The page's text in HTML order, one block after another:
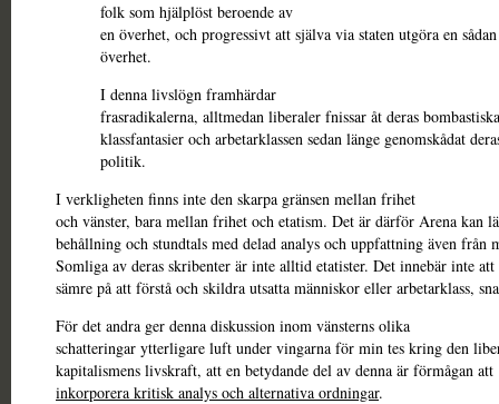
folk som hjälplöst beroende av
en överhet, och progressivt att själva via staten utgöra en sådan
överhet.
I denna livslögn framhärdar
frasradikalerna, alltmedan liberaler fnissar åt deras bombastiska
klassfantasier och arbetarklassen sedan länge genomskådat
politik.
I verkligheten finns inte den skarpa gränsen mellan frihet
och vänster, bara mellan frihet och etatism. Det är därför Arena kan
behållning och stundtals med delad analys och uppfattning även från
Somliga av deras skribenter är inte alltid etatister. Det innebär inte
sämre på att förstå och skildra utsatta människor eller arbetarklass,
För det andra ger denna diskussion inom vänsterns olika
schatteringar ytterligare luft under vingarna för min tes kring den
kapitalismens livskraft, att en betydande del av denna är förmågan att
inkorporera kritisk analys och alternativa ordningar.